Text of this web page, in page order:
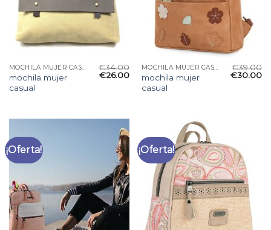
mochila mujer
casual
€34.00
€26.00
mochila mujer
casual
€39.00
€30.00
¡Oferta! ¡Oferta!